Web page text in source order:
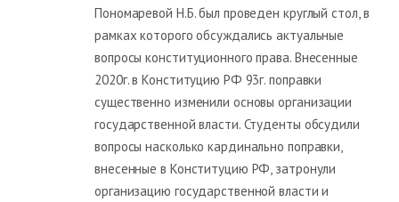
Пономаревой Н.Б. был проведен круглый стол, в
рамках которого обсуждались актуальные
вопросы конституционного права. Внесенные
2020г. в Конституцию РФ 93г. поправки
существенно изменили основы организации
государственной власти. Студенты обсудили
вопросы насколько кардинально поправки,
внесенные в Конституцию РФ, затронули
организацию государственной власти и